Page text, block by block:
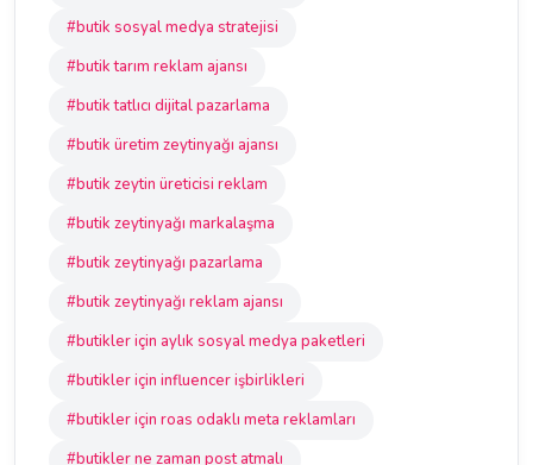
#butik sosyal medya stratejisi
#butik tarım reklam ajansı
#butik tatlıcı dijital pazarlama
#butik üretim zeytinyağı ajansı
#butik zeytin üreticisi reklam
#butik zeytinyağı markalaşma
#butik zeytinyağı pazarlama
#butik zeytinyağı reklam ajansı
#butikler için aylık sosyal medya paketleri
#butikler için influencer işbirlikleri
#butikler için roas odaklı meta reklamları
#butikler ne zaman post atmalı